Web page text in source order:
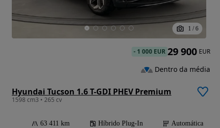
1 / 6
Hyundai Tucson 1.6 T-GDI PHEV Premium
1598 cm3 • 265 cv
63 411 km Híbrido Plug-In
Automática
- 1 000 EUR 29 900 EUR
Dentro da média